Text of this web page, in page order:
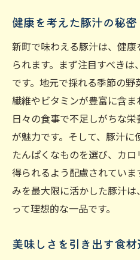
健康を考えた豚汁の秘密
新町で味わえる豚汁は、健
られます。まず注目すべき
です。地元で採れる季節の
繊維やビタミンが豊富に含ま
日々の食事で不足しがちな
が魅力です。そして、豚汁
たんぱくなものを選び、カ
得られるよう配慮されてい
みを最大限に活かした豚汁
って理想的な一品です。
美味しさを引き出す食